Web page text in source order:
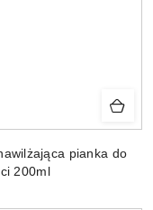
pianka do
200ml